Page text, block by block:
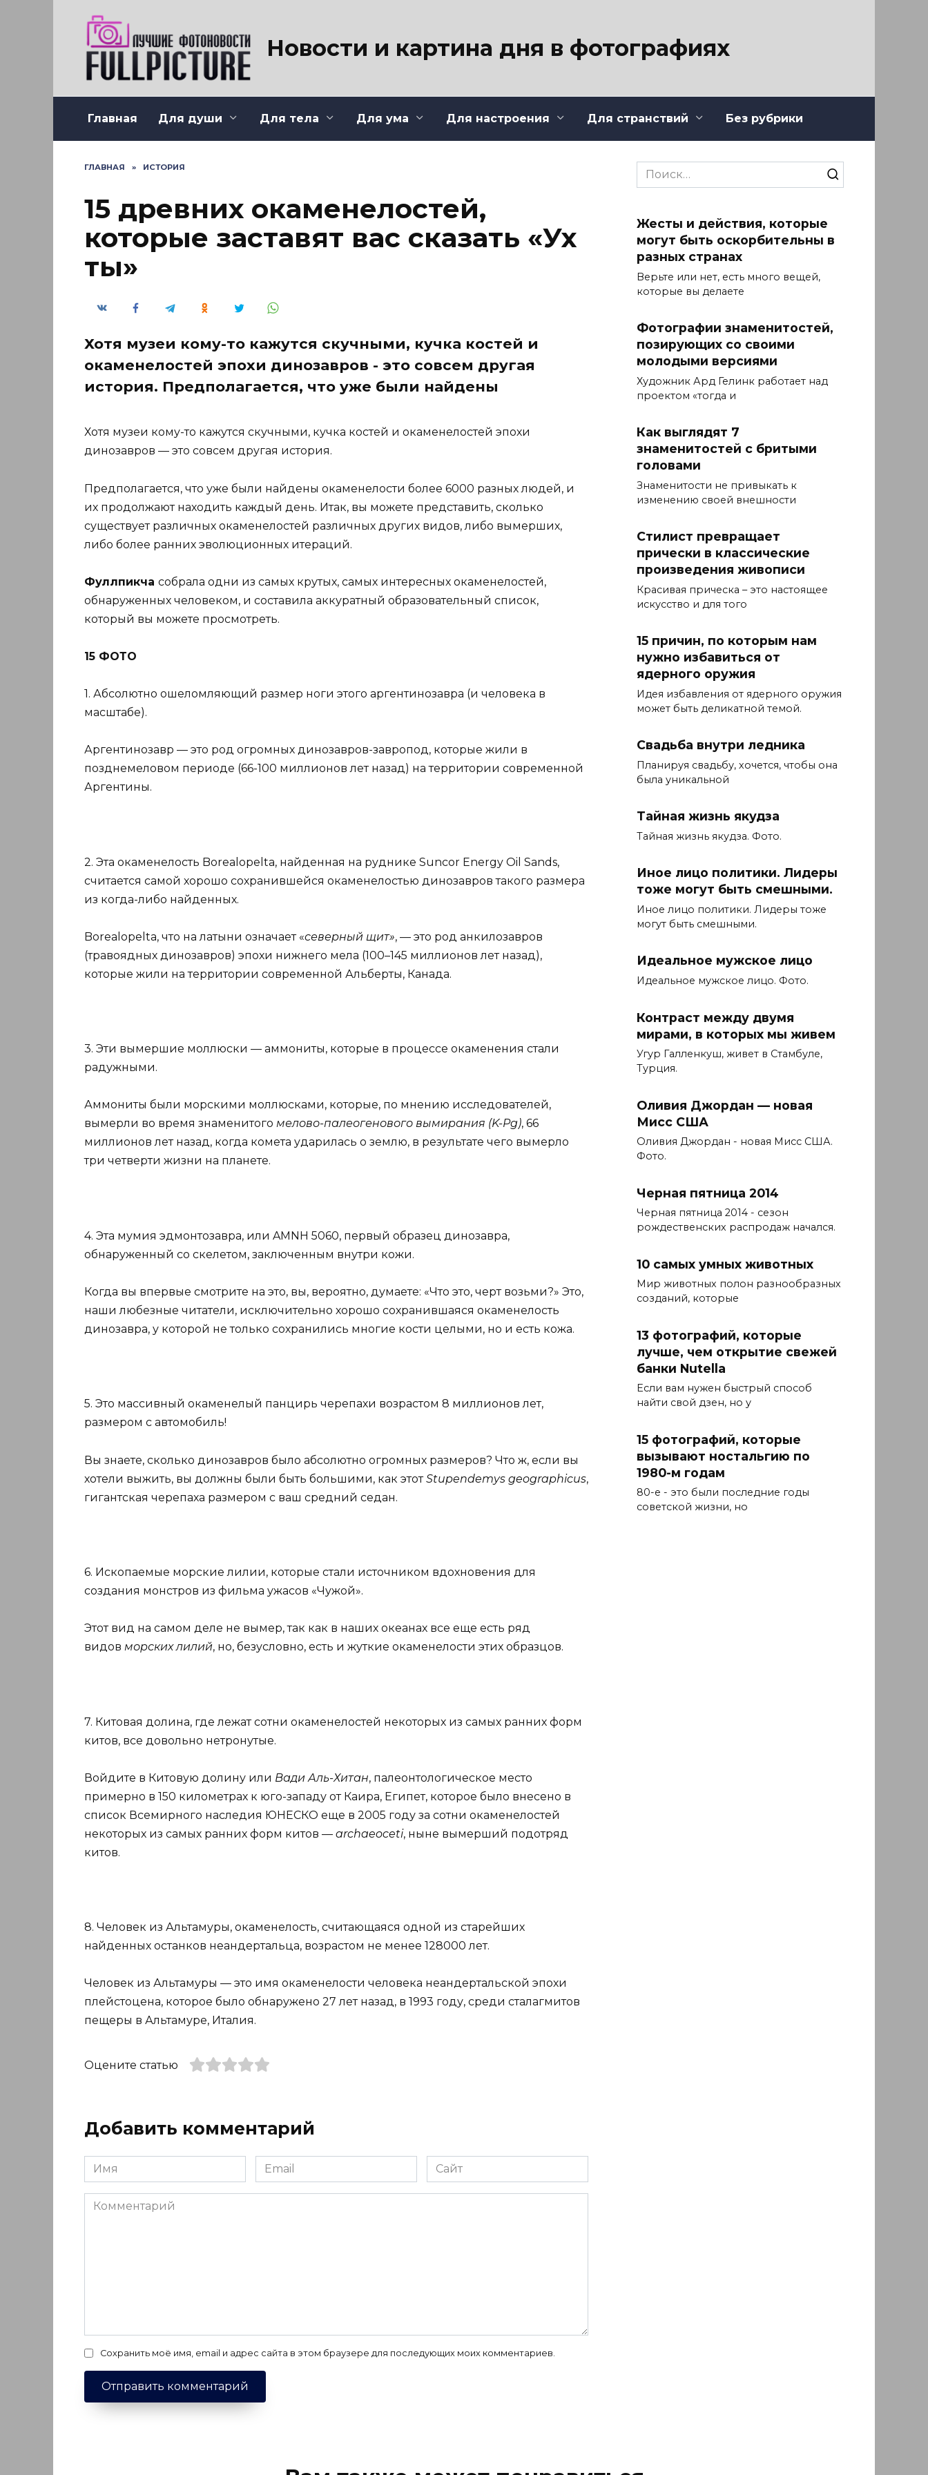
Новости и картина дня в фотографиях
Главная Для души Для тела Для ума Для настроения Для странствий Без рубрики
ГЛАВНАЯ » ИСТОРИЯ
15 древних окаменелостей,
которые заставят вас сказать «Ух
ты»
Хотя музеи кому-то кажутся скучными, кучка костей и
окаменелостей эпохи динозавров - это совсем другая
история. Предполагается, что уже были найдены
Хотя музеи кому-то кажутся скучными, кучка костей и окаменелостей эпохи
динозавров — это совсем другая история.
Предполагается, что уже были найдены окаменелости более 6000 разных людей, и
их продолжают находить каждый день. Итак, вы можете представить, сколько
существует различных окаменелостей различных других видов, либо вымерших,
либо более ранних эволюционных итераций.
Фуллпикча собрала одни из самых крутых, самых интересных окаменелостей,
обнаруженных человеком, и составила аккуратный образовательный список,
который вы можете просмотреть.
15 ФОТО
1. Абсолютно ошеломляющий размер ноги этого аргентинозавра (и человека в
масштабе).
Аргентинозавр — это род огромных динозавров-завропод, которые жили в
позднемеловом периоде (66-100 миллионов лет назад) на территории современной
Аргентины.
2. Эта окаменелость Borealopelta, найденная на руднике Suncor Energy Oil Sands,
считается самой хорошо сохранившейся окаменелостью динозавров такого размера
из когда-либо найденных.
Borealopelta, что на латыни означает «северный щит», — это род анкилозавров
(травоядных динозавров) эпохи нижнего мела (100–145 миллионов лет назад),
которые жили на территории современной Альберты, Канада.
3. Эти вымершие моллюски — аммониты, которые в процессе окаменения стали
радужными.
Аммониты были морскими моллюсками, которые, по мнению исследователей,
вымерли во время знаменитого мелово-палеогенового вымирания (K-Pg), 66
миллионов лет назад, когда комета ударилась о землю, в результате чего вымерло
три четверти жизни на планете.
4. Эта мумия эдмонтозавра, или AMNH 5060, первый образец динозавра,
обнаруженный со скелетом, заключенным внутри кожи.
Когда вы впервые смотрите на это, вы, вероятно, думаете: «Что это, черт возьми?» Это,
наши любезные читатели, исключительно хорошо сохранившаяся окаменелость
динозавра, у которой не только сохранились многие кости целыми, но и есть кожа.
5. Это массивный окаменелый панцирь черепахи возрастом 8 миллионов лет,
размером с автомобиль!
Вы знаете, сколько динозавров было абсолютно огромных размеров? Что ж, если вы
хотели выжить, вы должны были быть большими, как этотStupendemys geographicus,
гигантская черепаха размером с ваш средний седан.
6. Ископаемые морские лилии, которые стали источником вдохновения для
создания монстров из фильма ужасов «Чужой».
Этот вид на самом деле не вымер, так как в наших океанах все еще есть ряд
видов морских лилий, но, безусловно, есть и жуткие окаменелости этих образцов.
7. Китовая долина, где лежат сотни окаменелостей некоторых из самых ранних форм
китов, все довольно нетронутые.
Войдите в Китовую долину или Вади Аль-Хитан, палеонтологическое место
примерно в 150 километрах к юго-западу от Каира, Египет, которое было внесено в
список Всемирного наследия ЮНЕСКО еще в 2005 году за сотни окаменелостей
некоторых из самых ранних форм китов — archaeoceti, ныне вымерший подотряд
китов.
8. Человек из Альтамуры, окаменелость, считающаяся одной из старейших
найденных останков неандертальца, возрастом не менее 128000 лет.
Человек из Альтамуры — это имя окаменелости человека неандертальской эпохи
плейстоцена, которое было обнаружено 27 лет назад, в 1993 году, среди сталагмитов
пещеры в Альтамуре, Италия.
Оцените статью
Добавить комментарий
Имя
*
Email
*
Сайт
Комментарий
Сохранить моё имя, email и адрес сайта в этом браузере для последующих моих комментариев.
Search
for:
Жесты и действия, которые
могут быть оскорбительны в
разных странах
Верьте или нет, есть много вещей,
которые вы делаете
Фотографии знаменитостей,
позирующих со своими
молодыми версиями
Художник Ард Гелинк работает над
проектом «тогда и
Как выглядят 7
знаменитостей с бритыми
головами
Знаменитости не привыкать к
изменению своей внешности
Стилист превращает
прически в классические
произведения живописи
Красивая прическа – это настоящее
искусство и для того
15 причин, по которым нам
нужно избавиться от
ядерного оружия
Идея избавления от ядерного оружия
может быть деликатной темой.
Свадьба внутри ледника
Планируя свадьбу, хочется, чтобы она
была уникальной
Тайная жизнь якудза
Тайная жизнь якудза. Фото.
Иное лицо политики. Лидеры
тоже могут быть смешными.
Иное лицо политики. Лидеры тоже
могут быть смешными.
Идеальное мужское лицо
Идеальное мужское лицо. Фото.
Контраст между двумя
мирами, в которых мы живем
Угур Галленкуш, живет в Стамбуле,
Турция.
Оливия Джордан — новая
Мисс США
Оливия Джордан - новая Мисс США.
Фото.
Черная пятница 2014
Черная пятница 2014 - сезон
рождественских распродаж начался.
10 самых умных животных
Мир животных полон разнообразных
созданий, которые
13 фотографий, которые
лучше, чем открытие свежей
банки Nutella
Если вам нужен быстрый способ
найти свой дзен, но у
15 фотографий, которые
вызывают ностальгию по
1980-м годам
80-е - это были последние годы
советской жизни, но